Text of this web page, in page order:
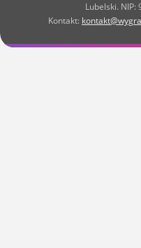
Lubelski. NIP:
Kontakt: